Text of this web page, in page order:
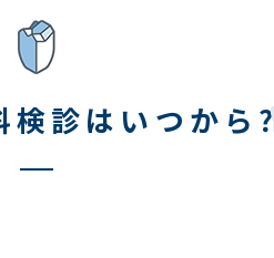
診はいつから⁇